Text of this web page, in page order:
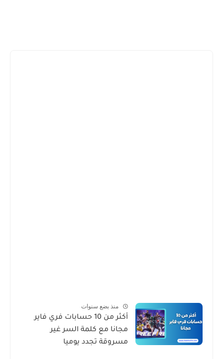
منذ بضع سنوات
أكثر من 10 حسابات فري فاير
مجانا مع كلمة السر غير
مسروقة تجدد يوميا